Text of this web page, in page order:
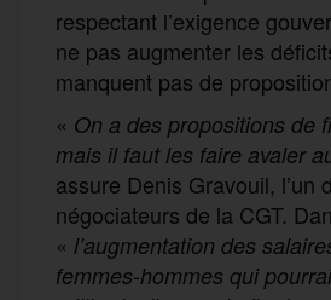
respectant l’exigence
ne pas augmenter les
manquent pas de
« On a des propositions de
mais il faut les faire avaler
assure Denis Gravouil, l’un
négociateurs de la CGT.
« l’augmentation des
femmes-hommes qui